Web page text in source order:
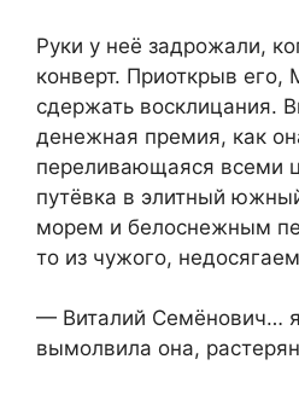
Руки у неё задрожали,
конверт. Приоткрыв его,
сдержать восклицания.
денежная премия, как
переливающаяся всеми
путёвка в элитный
морем и белоснежным
то из чужого,
— Виталий Семёнович…
вымолвила она,